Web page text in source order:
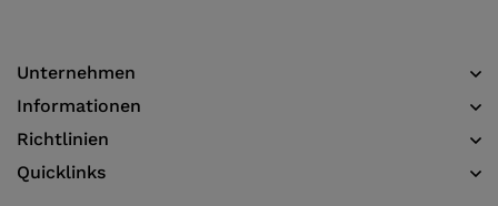
Unternehmen
Informationen​
Richtlinien
Quicklinks